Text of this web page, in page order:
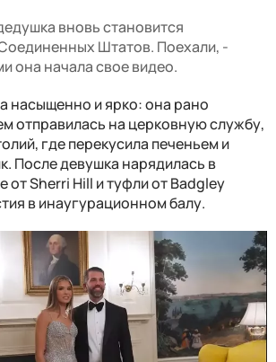
вновь становится
Штатов. Поехали, -
она начала свое видео.
насыщенно и ярко: она рано
отправилась на церковную службу,
где перекусила печеньем и
После девушка нарядилась в
от Sherri Hill и туфли от Badgley
в инаугурационном балу.